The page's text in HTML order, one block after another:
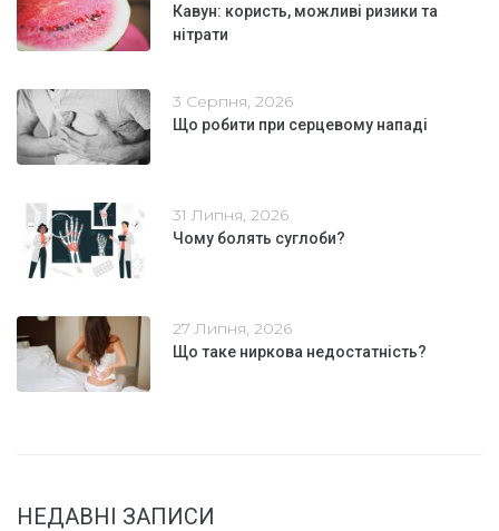
Кавун: користь, можливі ризики та
нітрати
3 Серпня, 2026
Що робити при серцевому нападі
31 Липня, 2026
Чому болять суглоби?
27 Липня, 2026
Що таке ниркова недостатність?
НЕДАВНІ ЗАПИСИ